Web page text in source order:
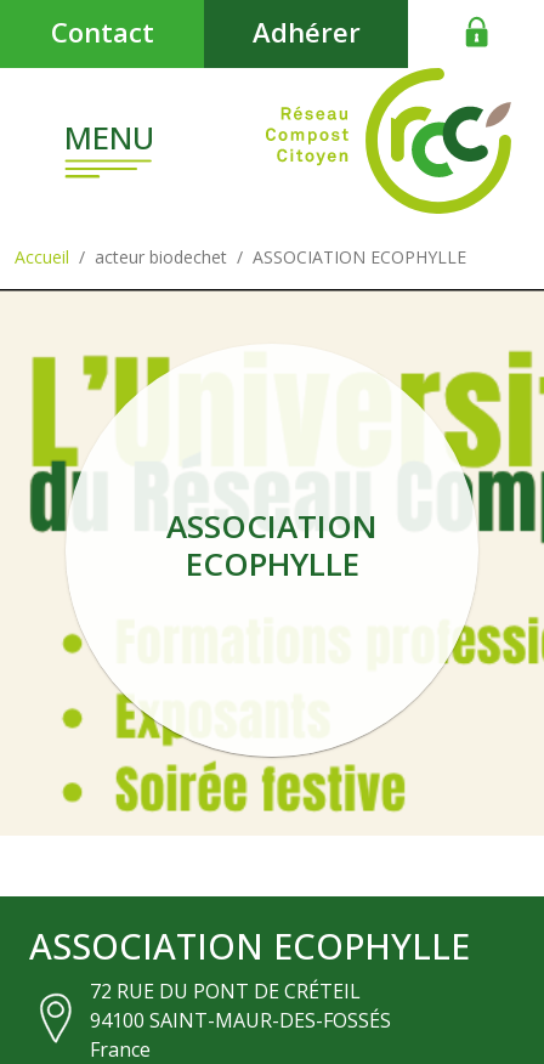
MENU
Contact Adhérer
Accueil acteur biodechet ASSOCIATION ECOPHYLLE
ASSOCIATION
ECOPHYLLE
ASSOCIATION ECOPHYLLE
72 RUE DU PONT DE CRÉTEIL
94100 SAINT-MAUR-DES-FOSSÉS
France